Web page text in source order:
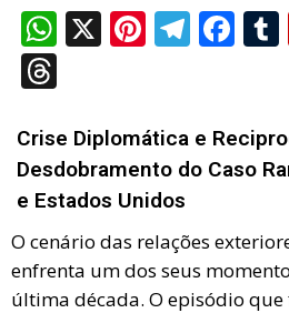
W
h
s
A
p
p
X Pi
nt
es
t
T
el
gr
a
F
a
b
o
k
e
a
d
s
Crise Diplomática e
Desdobramento do Caso
e Estados Unidos
O cenário das relações
enfrenta um dos seus
última década. O episódio que